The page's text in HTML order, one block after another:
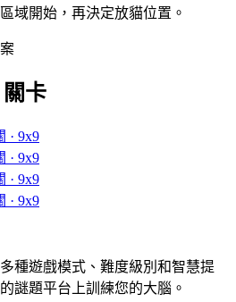
域開始，再決定放貓位置。
關卡
· 9x9
· 9x9
· 9x9
· 9x9
種遊戲模式、難度級別和智慧提
謎題平台上訓練您的大腦。